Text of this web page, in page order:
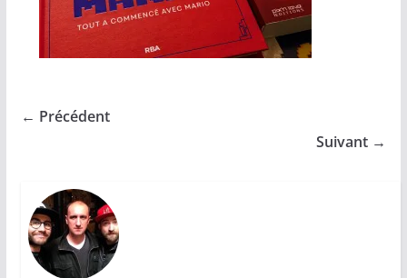
← Précédent
Suivant →